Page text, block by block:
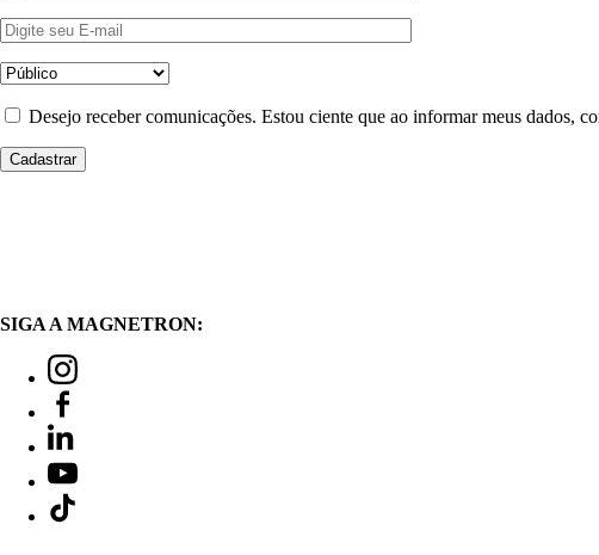
Desejo receber comunicações. Estou ciente que ao informar meus dados,
SIGA A MAGNETRON: